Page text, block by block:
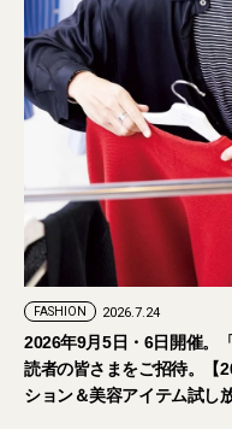
試着フェス®︎」に
年秋冬ファッ
題】
【おし
ピジ」
にオー